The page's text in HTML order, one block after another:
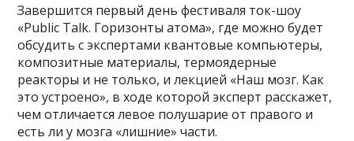
Завершится первый день фестиваля ток-шоу
«Public Talk. Горизонты атома», где можно будет
обсудить с экспертами квантовые компьютеры,
композитные материалы, термоядерные
реакторы и не только, и лекцией «Наш мозг. Как
это устроено», в ходе которой эксперт расскажет,
чем отличается левое полушарие от правого и
есть ли у мозга «лишние» части.